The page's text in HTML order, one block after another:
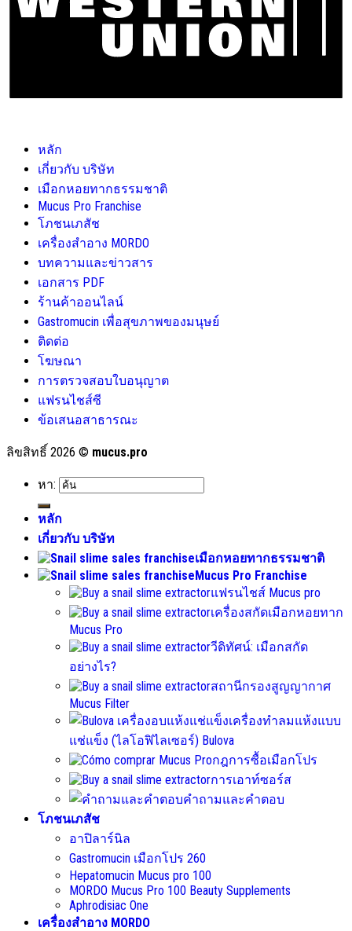
หลัก
เกี่ยวกับ บริษัท
เมือกหอยทากธรรมชาติ
Mucus Pro Franchise
โภชนเภสัช
เครื่องสำอาง MORDO
บทความและข่าวสาร
เอกสาร PDF
ร้านค้าออนไลน์
Gastromucin เพื่อสุขภาพของมนุษย์
ติดต่อ
โฆษณา
การตรวจสอบใบอนุญาต
แฟรนไชส์ซี
ข้อเสนอสาธารณะ
ลิขสิทธิ์ 2026 © mucus.pro
หา:
หลัก
เกี่ยวกับ บริษัท
เมือกหอยทากธรรมชาติ
Mucus Pro Franchise
แฟรนไชส์ Mucus pro
เครื่องสกัดเมือกหอยทาก
Mucus Pro
วีดิทัศน์: เมือกสกัด
อย่างไร?
สถานีกรองสูญญากาศ
Mucus Filter
เครื่องทําลมแห้งแบบ
แช่แข็ง (ไลโอฟิไลเซอร์) Bulova
กฎการซื้อเมือกโปร
การเอาท์ซอร์ส
คําถามและคําตอบ
โภชนเภสัช
อาปิลาร์นิล
Gastromucin เมือกโปร 260
Hepatomucin Mucus pro 100
MORDO Mucus Pro 100 Beauty Supplements
Aphrodisiac One
เครื่องสำอาง MORDO